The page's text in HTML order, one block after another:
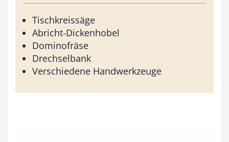
Tischkreissäge
Abricht-Dickenhobel
Dominofräse
Drechselbank
Verschiedene Handwerkzeuge